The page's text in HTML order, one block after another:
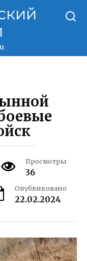
Просмотры
36
Опубликовано
22.02.2024